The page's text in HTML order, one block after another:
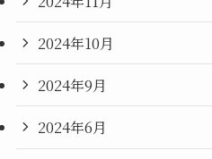
2024年10月
2024年9月
2024年6月